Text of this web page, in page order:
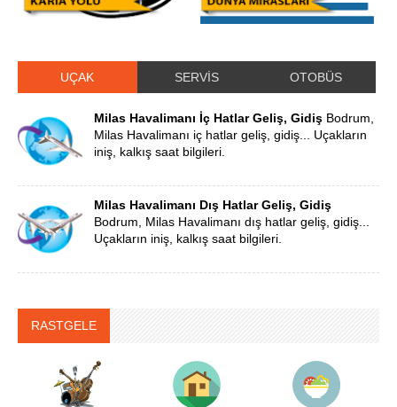
UÇAK SERVİS OTOBÜS
Milas Havalimanı İç Hatlar Geliş, Gidiş Bodrum,
Milas Havalimanı iç hatlar geliş, gidiş... Uçakların
iniş, kalkış saat bilgileri.
Milas Havalimanı Dış Hatlar Geliş, Gidiş
Bodrum, Milas Havalimanı dış hatlar geliş, gidiş...
Uçakların iniş, kalkış saat bilgileri.
RASTGELE